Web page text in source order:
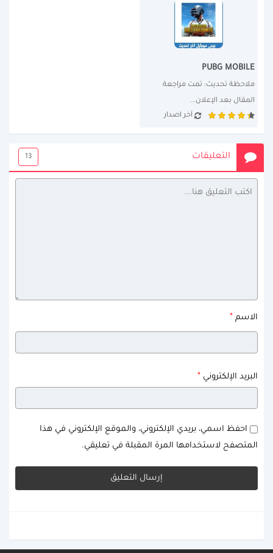
PUBG MOBILE
المقال بعد الإعلان...
آخر اصدار
التعليقات 13
الاسم *
البريد الإلكتروني *
احفظ اسمي، بريدي الإلكتروني، والموقع الإلكتروني في هذا
المتصفح لاستخدامها المرة المقبلة في تعليقي.